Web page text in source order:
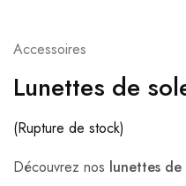
Accessoires
Lunettes de
(Rupture de stock)
Découvrez nos lunettes